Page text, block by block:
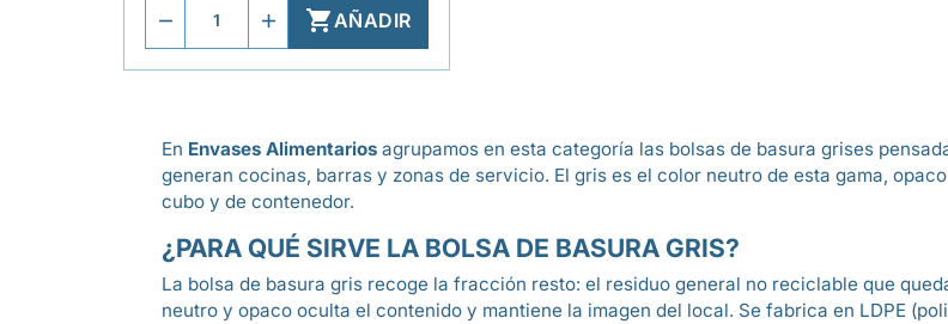
AÑADIR
En Envases Alimentarios agrupamos en esta categoría las bolsas de basura grises
generan cocinas, barras y zonas de servicio. El gris es el color neutro de esta gama,
cubo y de contenedor.
¿PARA QUÉ SIRVE LA BOLSA DE BASURA GRIS?
La bolsa de basura gris recoge la fracción resto: el residuo general no reciclable que
neutro y opaco oculta el contenido y mantiene la imagen del local. Se fabrica en LDPE